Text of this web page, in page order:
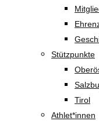
Stützpunkte
Tirol
Athlet*innen